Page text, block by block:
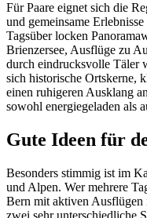
Für Paare eignet sich die
und gemeinsame
Tagsüber locken
Brienzersee, Ausflüge zu
durch eindrucksvolle Täler
sich historische Ortskerne,
einen ruhigeren Ausklang
sowohl energiegeladen als
Gute Ideen für
Besonders stimmig ist im
und Alpen. Wer mehrere
Bern mit aktiven Ausflügen
zwei sehr unterschiedliche